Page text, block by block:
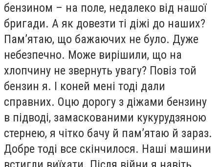
бензином – на поле, недалеко від нашої
бригади. А як довезти ті діжі до наших?
Пам’ятаю, що бажаючих не було. Дуже
небезпечно. Може вирішили, що на
хлопчину не звернуть увагу? Повіз той
бензин я. І коней мені тоді дали
справних. Оцю дорогу з діжами бензину
в підводі, замаскованими кукурудзяною
стернею, я чітко бачу й пам’ятаю й зараз.
Добре тоді все скінчилося. Наші машини